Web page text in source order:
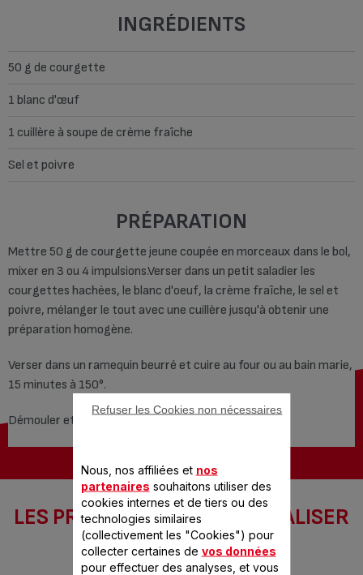
INGRÉDIENTS
50 g de courgette
1 blanc d'œuf
1 cuillère à soupe de crème fraîche
Sel et poivre
PRÉPARATION
Mettre 50 g de courgette jeune coupée en morceaux dans le bol,
mixer en 3 ou 4 impulsions.Verser dans un petit saladier les
courgettes hachées, le blanc d'oeuf, la crème fraîche, le sel et
poivre, mélanger le tout avec une cuillère jusqu'à obtenir une
préparation homogène.
Verser dans un ramequin beurré et cuire au four ou au bain marie,
15 minutes à 150°.
Démouler et servir avec un coulis de tomate.
LES PRODUITS SEB POUR RÉALISER
CETTE RECETTE
Nous, nos affiliées et nos
partenaires souhaitons utiliser des
cookies internes et de tiers ou des
technologies similaires
(collectivement les "Cookies") pour
collecter certaines de vos données
pour effectuer des analyses, et vous
Refuser les Cookies non nécessaires